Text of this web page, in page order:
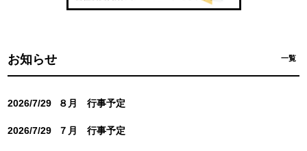
お知らせ 一覧
2026/7/29 ８月 行事予定
2026/7/29 ７月 行事予定